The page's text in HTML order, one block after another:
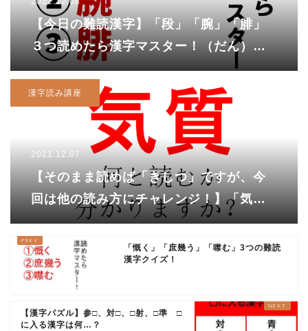
【今日の難読漢字】「段」「腕」「腓」
３つ読めたら漢字マスター！（だん）以
外の読み方とは・・・？
漢字読み講座
2021.12.07
【そのまま読めば「きしつ」ですが、今
回は他の読み方にチャレンジ！】「気
質」と書いて、何と読む？
「慨く」「庶幾う」「噤む」3つの難読
漢字クイズ！
【漢字パズル】参□、対□、□射、□準 □
に入る漢字は何…？